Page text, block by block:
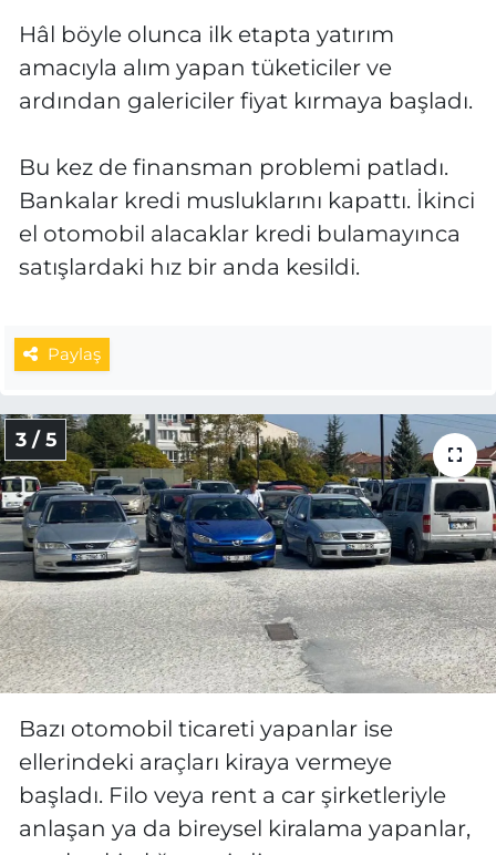
Hâl böyle olunca ilk etapta yatırım
amacıyla alım yapan tüketiciler ve
ardından galericiler fiyat kırmaya başladı.
Bu kez de finansman problemi patladı.
Bankalar kredi musluklarını kapattı. İkinci
el otomobil alacaklar kredi bulamayınca
satışlardaki hız bir anda kesildi.
Paylaş
3 / 5
Bazı otomobil ticareti yapanlar ise
ellerindeki araçları kiraya vermeye
başladı. Filo veya rent a car şirketleriyle
anlaşan ya da bireysel kiralama yapanlar,